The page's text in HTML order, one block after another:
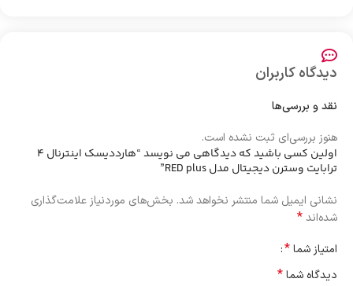
دیدگاه کاربران
نقد و بررسی‌ها
هنوز بررسی‌ای ثبت نشده است.
اولین کسی باشید که دیدگاهی می نویسد “هارددیسک اینترنال 4
ترابایت وسترن دیجیتال مدل RED plus”
نشانی ایمیل شما منتشر نخواهد شد. بخش‌های موردنیاز علامت‌گذاری
شده‌اند*
امتیاز شما*
دیدگاه شما*